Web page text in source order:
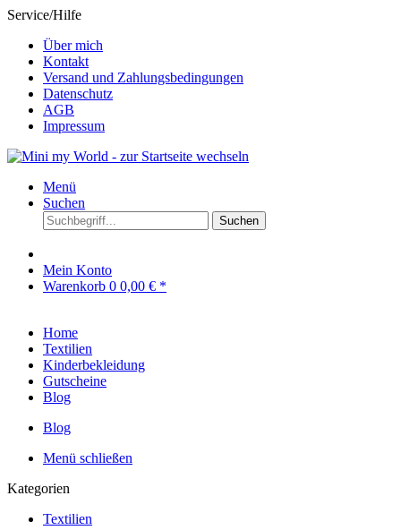
Service/Hilfe
Über mich
Kontakt
Versand und Zahlungsbedingungen
Datenschutz
AGB
Impressum
Menü
Suchen
Suchen
Mein Konto
Warenkorb 0 0,00 € *
Home
Textilien
Kinderbekleidung
Gutscheine
Blog
Blog
Menü schließen
Kategorien
Textilien